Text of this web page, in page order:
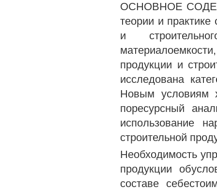
ОСНОВНОЕ
теории и практике
и
продукции и
исследована
Новым условиям
поресурсный
использование
строительной
Необходимость
продукции
составе